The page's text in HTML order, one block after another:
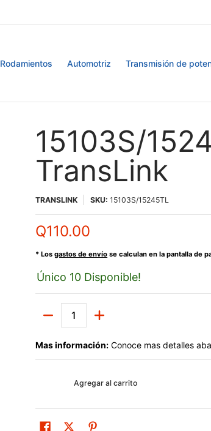
Rodamientos Automotriz Transmisión de
15103S/
TransLink
TRANSLINK SKU:15103S/15245TL
Q110.00
* Losgastos de envío se calculan en la pantalla de
Único 10 Disponible!
Mas información: Conoce mas detalles
Agregar al carrito